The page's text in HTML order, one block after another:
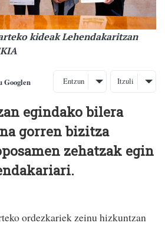
kideak Lehendakaritzan
Googlen Entzun Itzuli
egindako bilera
gorren bizitza
zehatzak egin
ordezkariek zeinu hizkuntzan